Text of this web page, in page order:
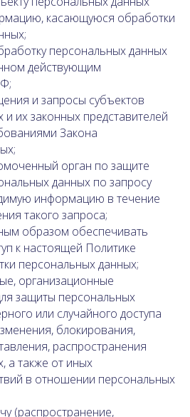
касающуюся обработки
персональных данных
действующим
и запросы субъектов
их законных представителей
Закона
орган по защите
данных по запросу
информацию в течение
такого запроса;
образом обеспечивать
к настоящей Политике
персональных данных;
организационные
защиты персональных
или случайного доступа
блокирования,
распространения
а также от иных
в отношении персональных
(распространение,